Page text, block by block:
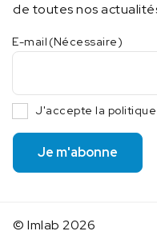
de toutes nos
E-mail (Nécessaire)
J'accepte la
Je m'abonne
© Imlab 2026